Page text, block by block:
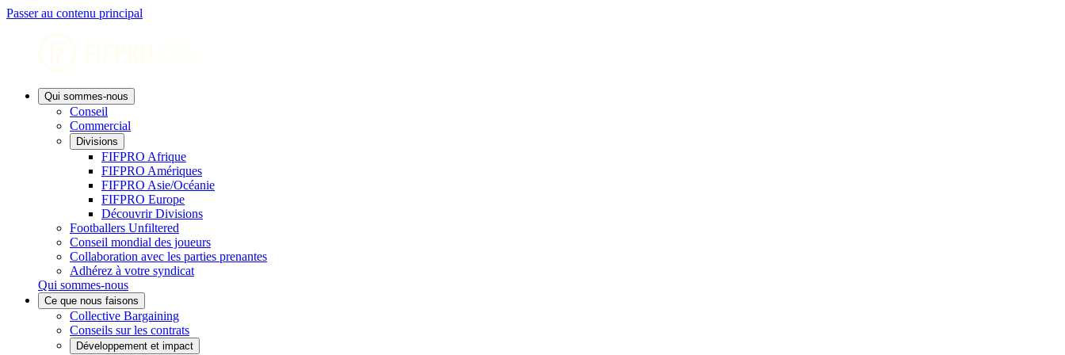
Passer au contenu principal
Qui sommes-nous
Conseil
Commercial
Divisions
FIFPRO Afrique
FIFPRO Amériques
FIFPRO Asie/Océanie
FIFPRO Europe
Découvrir Divisions
Footballers Unfiltered
Conseil mondial des joueurs
Collaboration avec les parties prenantes
Adhérez à votre syndicat
Qui sommes-nous
Ce que nous faisons
Collective Bargaining
Conseils sur les contrats
Développement et impact